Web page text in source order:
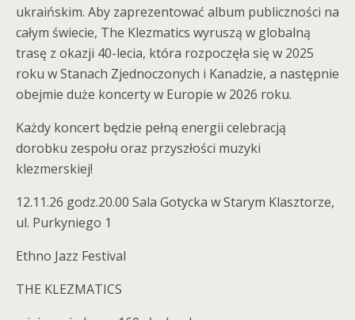
ukraińskim. Aby zaprezentować album publiczności na
całym świecie, The Klezmatics wyruszą w globalną
trasę z okazji 40-lecia, która rozpoczęła się w 2025
roku w Stanach Zjednoczonych i Kanadzie, a następnie
obejmie duże koncerty w Europie w 2026 roku.
Każdy koncert będzie pełną energii celebracją
dorobku zespołu oraz przyszłości muzyki
klezmerskiej!
12.11.26 godz.20.00 Sala Gotycka w Starym Klasztorze,
ul. Purkyniego 1
Ethno Jazz Festival
THE KLEZMATICS